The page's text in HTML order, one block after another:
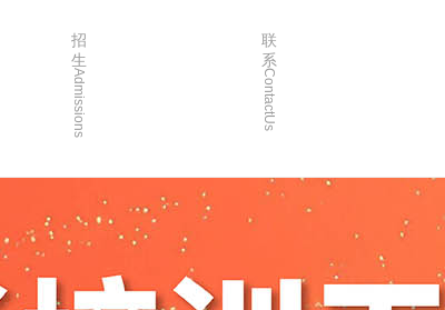
招
生
Admissions
院校简章
家长沟通
联
系
ContactUs